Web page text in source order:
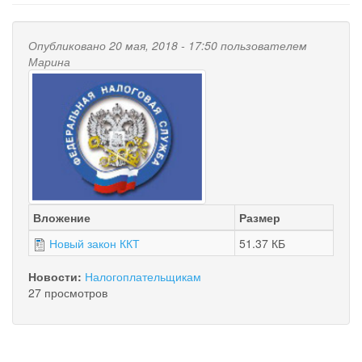
Опубликовано 20 мая, 2018 - 17:50 пользователем
Марина
Вложение
Размер
Новый закон ККТ
51.37 КБ
Новости: Налогоплательщикам
27 просмотров